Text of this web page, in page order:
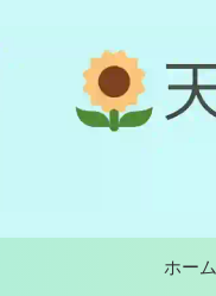
ホーム